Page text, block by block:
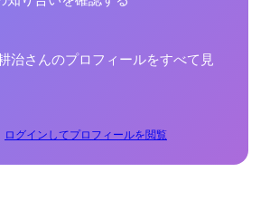
治さんのプロフィールをすべて見
ログインしてプロフィールを閲覧